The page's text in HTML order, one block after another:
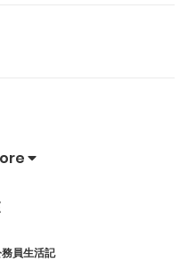
員生活記